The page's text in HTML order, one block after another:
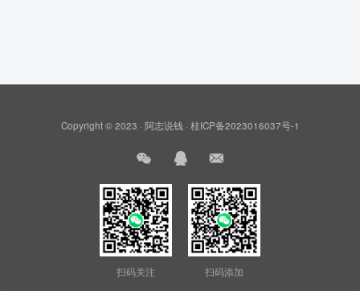
Copyright © 2023 · 阿志说钱 · 桂ICP备2023016037号-1
扫码关注 扫码添加